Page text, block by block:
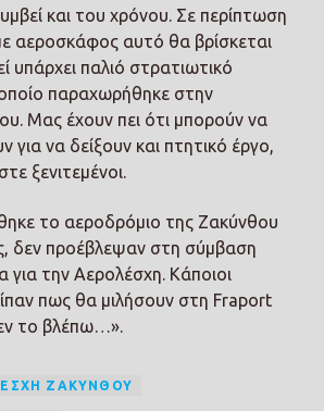
και του χρόνου. Σε περίπτωση
αεροσκάφος αυτό θα βρίσκεται
υπάρχει παλιό στρατιωτικό
παραχωρήθηκε στην
Μας έχουν πει ότι μπορούν να
για να δείξουν και πτητικό έργο,
ξενιτεμένοι.
το αεροδρόμιο της Ζακύνθου
δεν προέβλεψαν στη σύμβαση
για την Αερολέσχη. Κάποιοι
πως θα μιλήσουν στη Fraport
το βλέπω…».
ΖΑΚΎΝΘΟΥ